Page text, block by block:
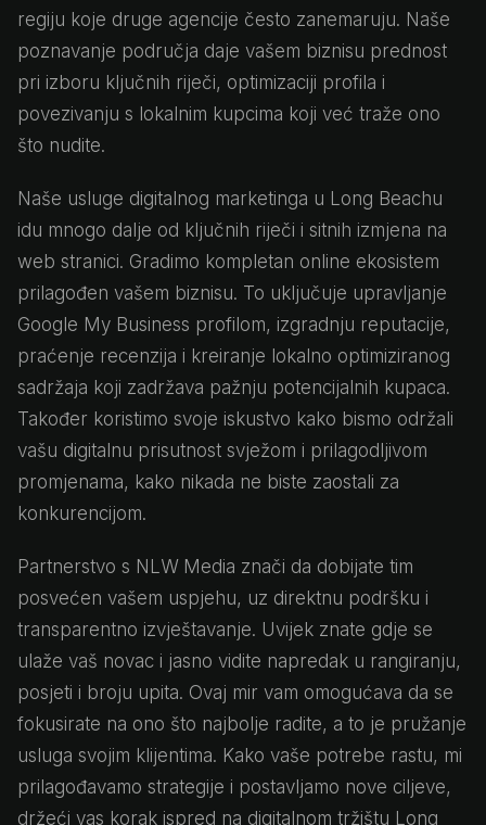
regiju koje druge agencije često zanemaruju. Naše
poznavanje područja daje vašem biznisu prednost
pri izboru ključnih riječi, optimizaciji profila i
povezivanju s lokalnim kupcima koji već traže ono
što nudite.
Naše usluge digitalnog marketinga u Long Beachu
idu mnogo dalje od ključnih riječi i sitnih izmjena na
web stranici. Gradimo kompletan online ekosistem
prilagođen vašem biznisu. To uključuje upravljanje
Google My Business profilom, izgradnju reputacije,
praćenje recenzija i kreiranje lokalno optimiziranog
sadržaja koji zadržava pažnju potencijalnih kupaca.
Također koristimo svoje iskustvo kako bismo održali
vašu digitalnu prisutnost svježom i prilagodljivom
promjenama, kako nikada ne biste zaostali za
konkurencijom.
Partnerstvo s NLW Media znači da dobijate tim
posvećen vašem uspjehu, uz direktnu podršku i
transparentno izvještavanje. Uvijek znate gdje se
ulaže vaš novac i jasno vidite napredak u rangiranju,
posjeti i broju upita. Ovaj mir vam omogućava da se
fokusirate na ono što najbolje radite, a to je pružanje
usluga svojim klijentima. Kako vaše potrebe rastu, mi
prilagođavamo strategije i postavljamo nove ciljeve,
držeći vas korak ispred na digitalnom tržištu Long